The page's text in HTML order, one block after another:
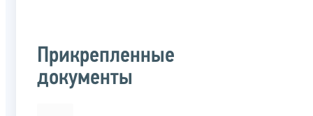
Прикрепленные
документы